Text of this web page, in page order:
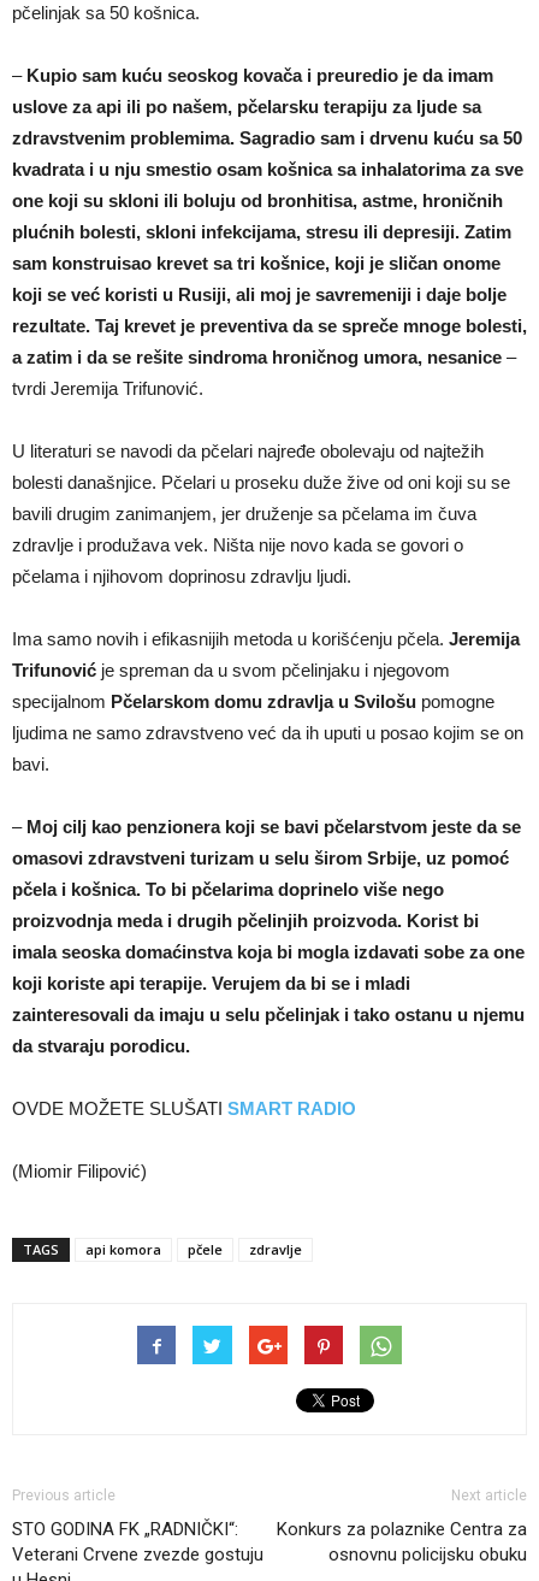
pčelinjak sa 50 košnica.
– Kupio sam kuću seoskog kovača i preuredio je da imam
uslove za api ili po našem, pčelarsku terapiju za ljude sa
zdravstvenim problemima. Sagradio sam i drvenu kuću sa 50
kvadrata i u nju smestio osam košnica sa inhalatorima za sve
one koji su skloni ili boluju od bronhitisa, astme, hroničnih
plućnih bolesti, skloni infekcijama, stresu ili depresiji. Zatim
sam konstruisao krevet sa tri košnice, koji je sličan onome
koji se već koristi u Rusiji, ali moj je savremeniji i daje bolje
rezultate. Taj krevet je preventiva da se spreče mnoge bolesti,
a zatim i da se rešite sindroma hroničnog umora, nesanice –
tvrdi Jeremija Trifunović.
U literaturi se navodi da pčelari najređe obolevaju od najtežih
bolesti današnjice. Pčelari u proseku duže žive od oni koji su se
bavili drugim zanimanjem, jer druženje sa pčelama im čuva
zdravlje i produžava vek. Ništa nije novo kada se govori o
pčelama i njihovom doprinosu zdravlju ljudi.
Ima samo novih i efikasnijih metoda u korišćenju pčela. Jeremija
Trifunović je spreman da u svom pčelinjaku i njegovom
specijalnom Pčelarskom domu zdravlja u Svilošu pomogne
ljudima ne samo zdravstveno već da ih uputi u posao kojim se on
bavi.
– Moj cilj kao penzionera koji se bavi pčelarstvom jeste da se
omasovi zdravstveni turizam u selu širom Srbije, uz pomoć
pčela i košnica. To bi pčelarima doprinelo više nego
proizvodnja meda i drugih pčelinjih proizvoda. Korist bi
imala seoska domaćinstva koja bi mogla izdavati sobe za one
koji koriste api terapije. Verujem da bi se i mladi
zainteresovali da imaju u selu pčelinjak i tako ostanu u njemu
da stvaraju porodicu.
OVDE MOŽETE SLUŠATI SMART RADIO
(Miomir Filipović)
TAGS api komora pčele zdravlje
Previous article
STO GODINA FK „RADNIČKI“:
Veterani Crvene zvezde gostuju
Next article
Konkurs za polaznike Centra za
osnovnu policijsku obuku